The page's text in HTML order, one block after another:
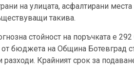
на улицата, асфалтирани
такива.
стойност на поръчката е
бюджета на Община Ботевград
разходи. Крайният срок за